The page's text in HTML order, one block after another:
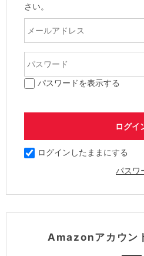
さい。
パスワードを表示する
ログインしたままにする
パスワ
Amazonアカウン